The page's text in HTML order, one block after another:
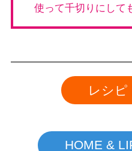
使って千切りにして
レシピ
HOME &